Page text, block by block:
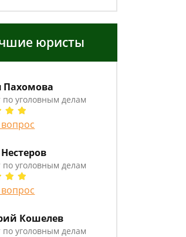
юристы
Пахомова
по уголовным делам
по уголовным делам
Кошелев
по уголовным делам